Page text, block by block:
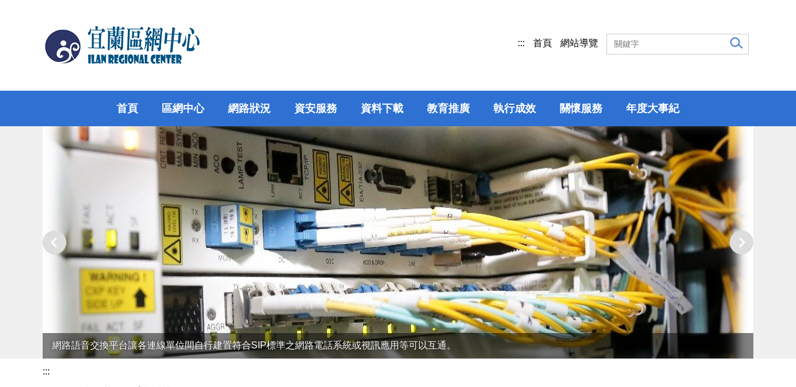
::: 首頁 網站導覽
首頁 區網中心 網路狀況 資安服務 資料下載 教育推廣 執行成效 關懷服務 年度大事紀
網路語音交換平台讓各連線單位間自行建置符合SIP標準之網路電話系統或視訊應用等可以互通。
:::